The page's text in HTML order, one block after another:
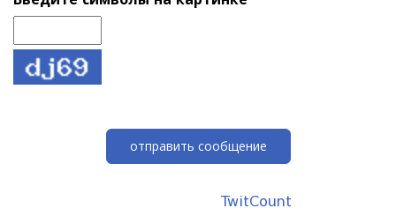
отправить сообщение
TwitCount